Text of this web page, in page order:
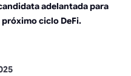
adelantada para
ciclo DeFi.